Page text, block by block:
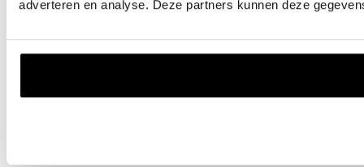
adverteren en analyse. Deze partners kunnen deze